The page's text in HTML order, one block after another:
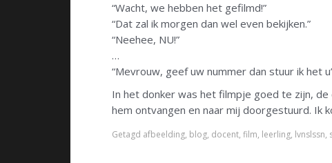
“Wacht, we hebben het gefilmd!”
“Dat zal ik morgen dan wel even bekijken.”
“Neehee, NU!”
…
“Mevrouw, geef uw nummer dan stuur ik het
In het donker was het filmpje goed te zijn,
hem ontvangen en naar mij doorgestuurd. Ik
Getagd afbeelding, blog, docent, film, leerling, lvnslssn,